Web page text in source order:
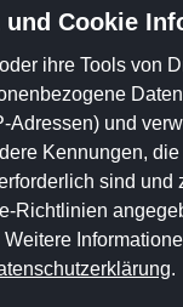
werden die
Sollten
entsprechenden
und Cookie
ihre Tools von
Adressen) und
Kennungen, die
sind und
Richtlinien
.